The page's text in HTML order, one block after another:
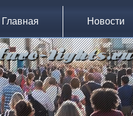
Главная Новости